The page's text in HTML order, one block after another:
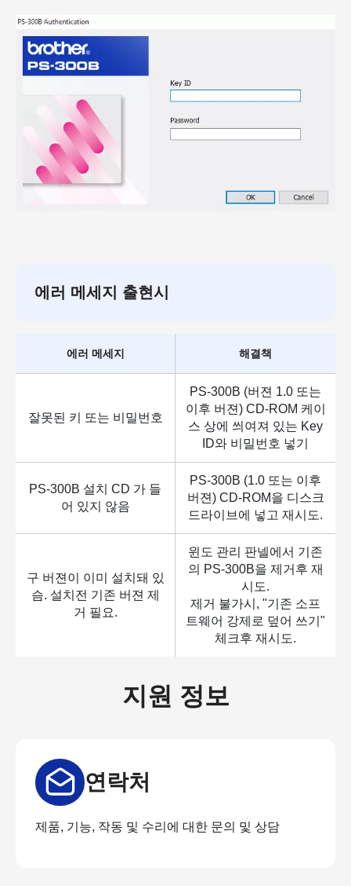
에러 메세지 출현시
에러 메세지 해결책
잘못된 키 또는 비밀번호
PS-300B (버젼 1.0 또는
이후 버젼) CD-ROM 케이
스 상에 씌여져 있는 Key
ID와 비밀번호 넣기
PS-300B 설치 CD 가 들
어 있지 않음
PS-300B (1.0 또는 이후
버젼) CD-ROM을 디스크
드라이브에 넣고 재시도.
구 버젼이 이미 설치돼 있
슴. 설치전 기존 버젼 제
거 필요.
윈도 관리 판넬에서 기존
의 PS-300B을 제거후 재
시도.
제거 불가시, "기존 소프
트웨어 강제로 덮어 쓰기"
체크후 재시도.
지원 정보
연락처
제품, 기능, 작동 및 수리에 대한 문의 및 상담